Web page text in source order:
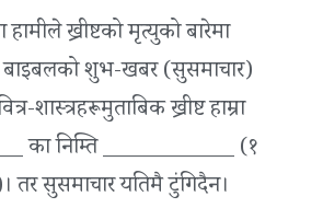
ख्रीष्टको मृत्युको बारेमा
बाइबलको शुभ-खबर (सुसमाचार)
शास्त्रहरूमुताबिक ख्रीष्ट हाम्रा
का निम्ति ____________ (१
तर सुसमाचार यतिमै टुंगिदैन।